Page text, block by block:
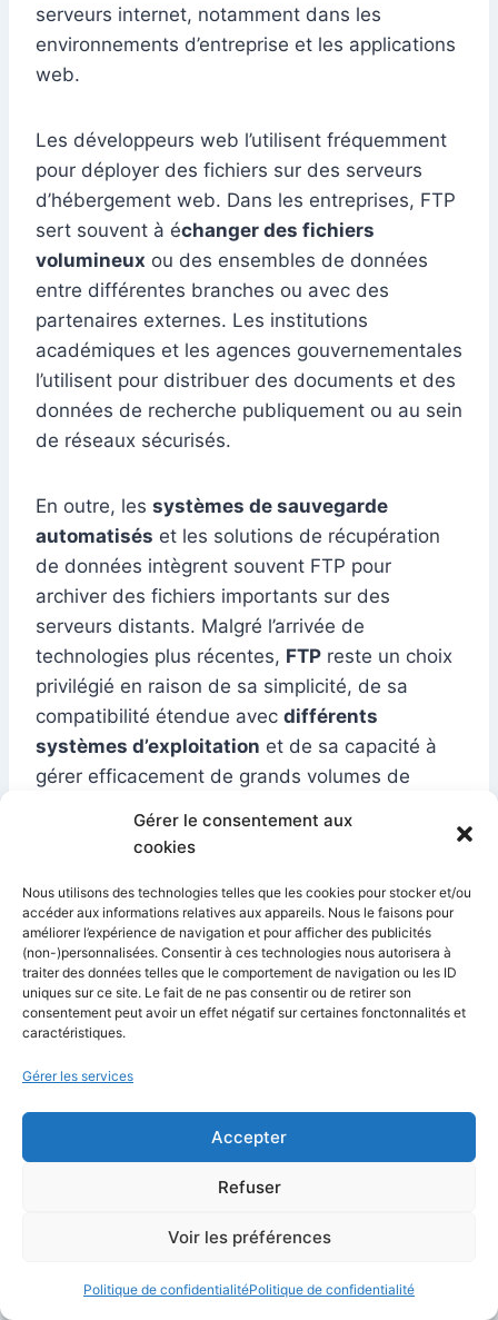
Gérer le consentement aux
cookies
Nous utilisons des technologies telles que les cookies pour stocker et/ou
accéder aux informations relatives aux appareils. Nous le faisons pour
améliorer l’expérience de navigation et pour afficher des publicités
(non-)personnalisées. Consentir à ces technologies nous autorisera à
traiter des données telles que le comportement de navigation ou les ID
uniques sur ce site. Le fait de ne pas consentir ou de retirer son
consentement peut avoir un effet négatif sur certaines fonctonnalités et
caractéristiques.
Gérer les services
Accepter
Refuser
Voir les préférences
Politique de confidentialitéPolitique de confidentialité
serveurs internet, notamment dans les
environnements d’entreprise et les applications
web.
Les développeurs web l’utilisent fréquemment
pour déployer des fichiers sur des serveurs
d’hébergement web. Dans les entreprises, FTP
sert souvent à échanger des fichiers
volumineux ou des ensembles de données
entre différentes branches ou avec des
partenaires externes. Les institutions
académiques et les agences gouvernementales
l’utilisent pour distribuer des documents et des
données de recherche publiquement ou au sein
de réseaux sécurisés.
En outre, les systèmes de sauvegarde
automatisés et les solutions de récupération
de données intègrent souvent FTP pour
archiver des fichiers importants sur des
serveurs distants. Malgré l’arrivée de
technologies plus récentes, FTP reste un choix
privilégié en raison de sa simplicité, de sa
compatibilité étendue avec différents
systèmes d’exploitation et de sa capacité à
gérer efficacement de grands volumes de
Quelques logiciels clients
FTP
Leslogiciels clients FTPsont essentiels pour
faciliter l’utilisation du protocole FTP,
connexions, de naviguer dans les répertoires
de serveurs, et de transférer des fichiers de
gratuité, son caractère open-source, et sa
SFTP. Pour les utilisateursWindows,WinSCP